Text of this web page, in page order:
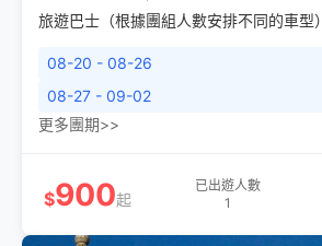
旅遊巴士（根據團組人數安排不同的車型）
08-20 - 08-26
08-27 - 09-02
更多團期>>
$900起
已出遊人數
1